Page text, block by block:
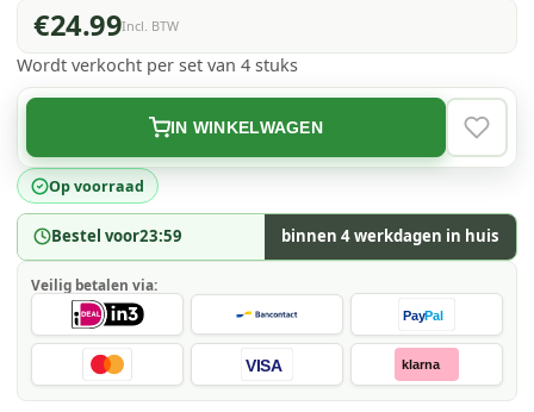
€24.99Incl. BTW
Op voorraad
Bestel voor23:59 binnen 4 werkdagen in huis
Wordt verkocht per set van 4 stuks
IN WINKELWAGEN
Veilig betalen via:
PayPal
VISA klarna